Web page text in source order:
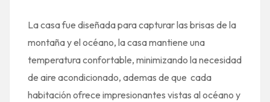
La casa fue diseñada para capturar las brisas de la
montaña y el océano, la casa mantiene una
temperatura confortable, minimizando la necesidad
de aire acondicionado, ademas de que cada
habitación ofrece impresionantes vistas al océano y